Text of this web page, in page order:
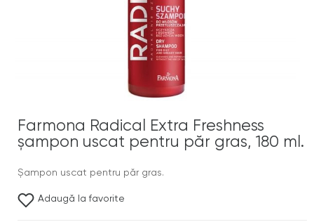
Farmona Radical Extra Freshness
șampon uscat pentru păr gras, 180 ml.
Șampon uscat pentru păr gras.
Adaugă la favorite